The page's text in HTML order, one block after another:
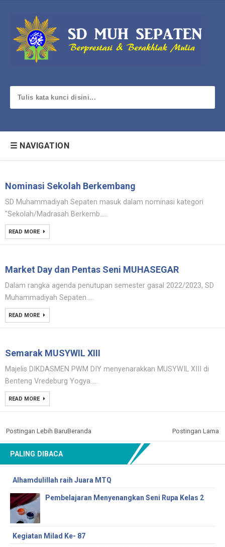
☰ NAVIGATION
Nominasi Sekolah Berkembang
SD Muhammadiyah Sepaten masuk dalam nominasi kategori
"Sekolah/Madrasah Berkemb.....
READ MORE
Market Day dan Pentas Seni MUHASEGAR
Dalam rangka agenda penutupan semester gasal 2022/2023, SD
Muhammadiyah Sepaten.....
READ MORE
Semarak MUSYWIL XIII
Majelis DIKDASMEN PWM DIY menyenarakkan MUSYWIL XIII di
Benteng Vredeburg Yogya.....
READ MORE
Postingan Lebih Baru Postingan Lama
Beranda
PALING DIBACA
Alhamdulillah raih Juara MTQ
Pembelajaran Menyenangkan Seni Rupa Kelas 2
Kegiatan Milad Ke- 87